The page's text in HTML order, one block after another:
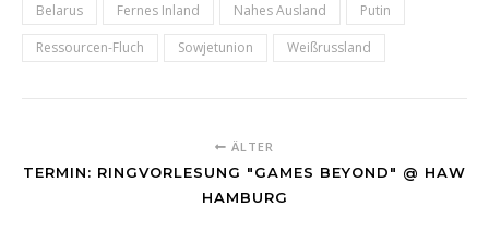
Belarus Fernes Inland Nahes Ausland
Putin
Ressourcen-Fluch
Sowjetunion Weißrussland
ÄLTER
TERMIN: RINGVORLESUNG "GAMES BEYOND" @ HAW
HAMBURG